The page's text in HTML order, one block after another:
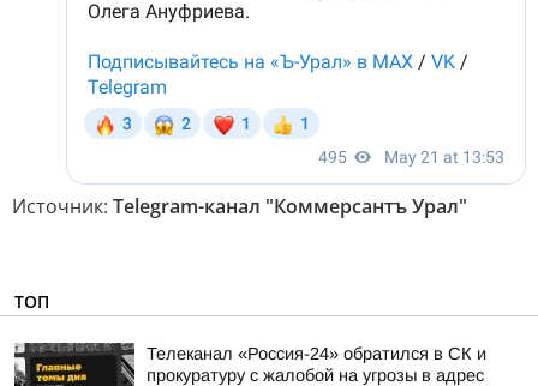
Источник: Telegram-канал "Коммерсантъ Урал"
ТОП
Телеканал «Россия-24» обратился в СК и
прокуратуру с жалобой на угрозы в адрес